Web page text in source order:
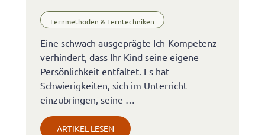
Lernmethoden & Lerntechniken
Eine schwach ausgeprägte Ich-Kompetenz
verhindert, dass Ihr Kind seine eigene
Persönlichkeit entfaltet. Es hat
Schwierigkeiten, sich im Unterricht
einzubringen, seine …
ARTIKEL LESEN